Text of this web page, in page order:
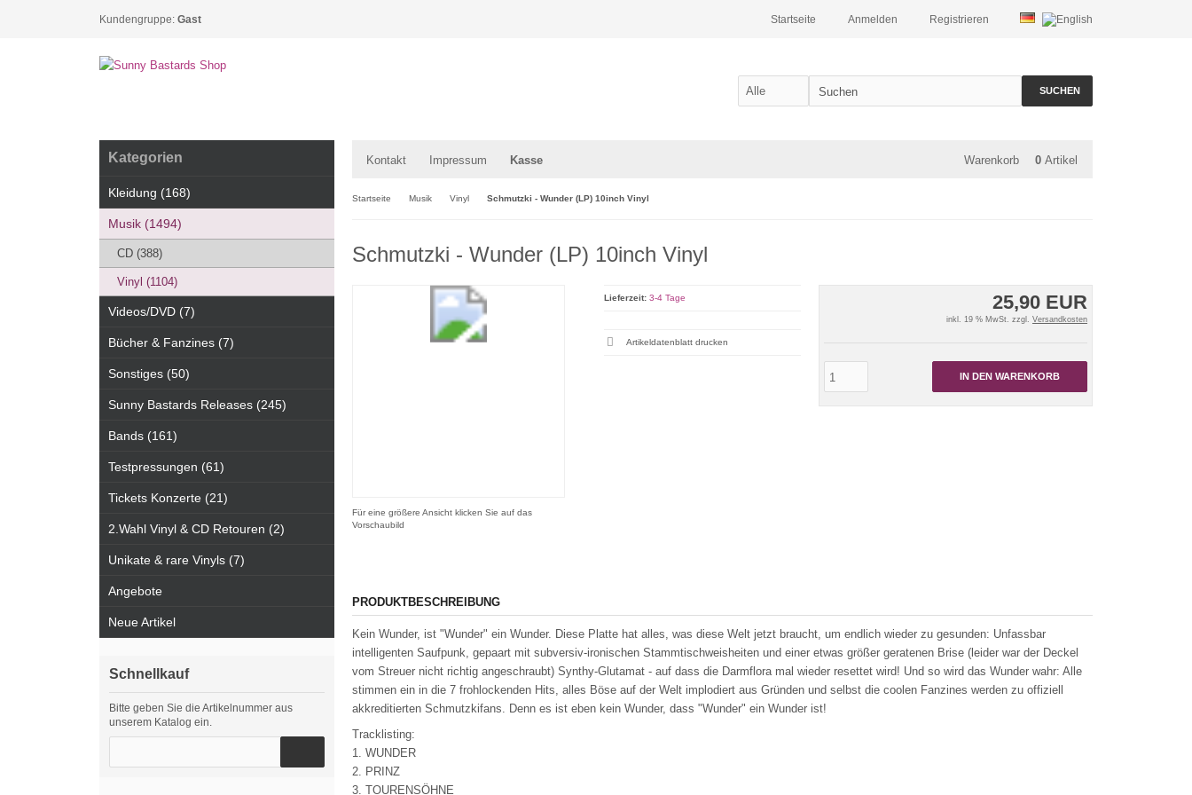
Kundengruppe: Gast Registrieren
Anmelden
Startseite
SUCHEN
Kontakt Impressum Kasse Warenkorb 0 Artikel
Startseite Musik Vinyl Schmutzki - Wunder (LP) 10inch Vinyl
Schmutzki - Wunder (LP) 10inch Vinyl
Für eine größere Ansicht klicken Sie auf das
Vorschaubild
25,90 EUR
inkl. 19 % MwSt. zzgl. Versandkosten
IN DEN WARENKORB
Lieferzeit: 3-4 Tage
Artikeldatenblatt drucken
PRODUKTBESCHREIBUNG
Kein Wunder, ist "Wunder" ein Wunder. Diese Platte hat alles, was diese Welt jetzt braucht, um endlich wieder zu gesunden: Unfassbar
intelligenten Saufpunk, gepaart mit subversiv-ironischen Stammtischweisheiten und einer etwas größer geratenen Brise (leider war der Deckel
vom Streuer nicht richtig angeschraubt) Synthy-Glutamat - auf dass die Darmflora mal wieder resettet wird! Und so wird das Wunder wahr: Alle
stimmen ein in die 7 frohlockenden Hits, alles Böse auf der Welt implodiert aus Gründen und selbst die coolen Fanzines werden zu offiziell
akkreditierten Schmutzkifans. Denn es ist eben kein Wunder, dass "Wunder" ein Wunder ist!
Tracklisting:
1. WUNDER
2. PRINZ
3. TOURENSÖHNE
Kategorien
Kleidung (168)
Musik (1494)
CD (388)
Vinyl (1104)
Videos/DVD (7)
Bücher & Fanzines (7)
Sonstiges (50)
Sunny Bastards Releases (245)
Bands (161)
Testpressungen (61)
Tickets Konzerte (21)
2.Wahl Vinyl & CD Retouren (2)
Unikate & rare Vinyls (7)
Angebote
Neue Artikel
Schnellkauf
Bitte geben Sie die Artikelnummer aus
unserem Katalog ein.